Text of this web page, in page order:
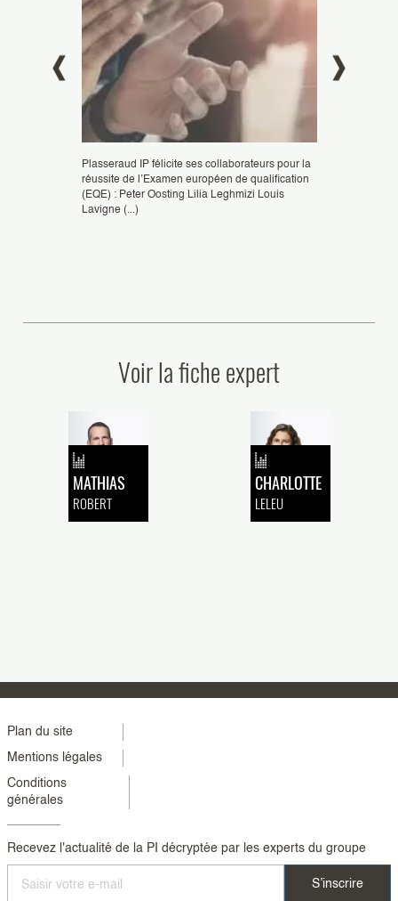
Plasseraud IP félicite ses collaborateurs pour la
réussite de l’Examen européen de qualification
(EQE) : Peter Oosting Lilia Leghmizi Louis
Lavigne (...)
Voir la fiche expert
MATHIAS
ROBERT
CHARLOTTE
LELEU
Menu
footer
colonne
2
Plan du site
Mentions légales
Conditions
générales
Recevez l'actualité de la PI décryptée par les experts du groupe